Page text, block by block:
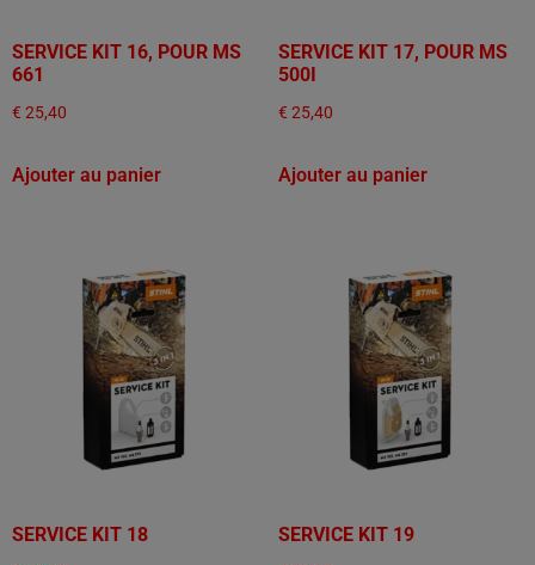
SERVICE KIT 16, POUR MS
661
€ 25,40
Ajouter au panier
SERVICE KIT 17, POUR MS
500I
€ 25,40
Ajouter au panier
SERVICE KIT 18 SERVICE KIT 19